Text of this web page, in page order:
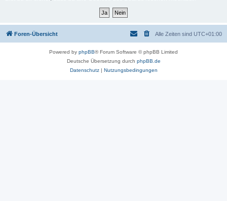
Foren-Übersicht Alle Zeiten sind UTC+01:00
Powered by phpBB® Forum Software © phpBB Limited
Deutsche Übersetzung durch phpBB.de
Datenschutz| Nutzungsbedingungen